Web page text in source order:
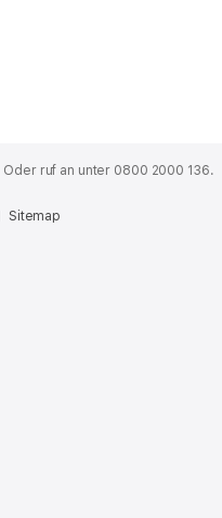
Oder ruf an unter 0800 2000 136.
Sitemap